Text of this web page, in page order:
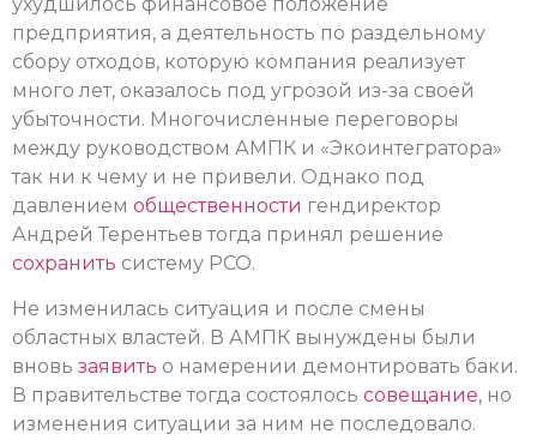
предприятия, а деятельность по раздельному
сбору отходов, которую компания реализует
много лет, оказалось под угрозой из-за своей
убыточности. Многочисленные переговоры
между руководством АМПК и «Экоинтегратора»
так ни к чему и не привели. Однако под
давлением общественности гендиректор
Андрей Терентьев тогда принял решение
сохранить систему РСО.
Не изменилась ситуация и после смены
областных властей. В АМПК вынуждены были
вновь заявить о намерении демонтировать баки.
В правительстве тогда состоялось совещание, но
изменения ситуации за ним не последовало.